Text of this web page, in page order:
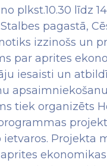
plkst.10.30 līdz
Stalbes pagastā,
izzinošs un
par aprites
iesaisti un
tiek organizēts
ietvaros. Projekta